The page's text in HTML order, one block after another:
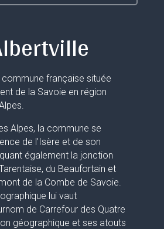
française située
de la Savoie en région
Alpes, la commune se
de l’Isère et de son
également la jonction
du Beaufortain et
de la Combe de Savoie.
lui vaut
de Carrefour des Quatre
géographique et ses atouts